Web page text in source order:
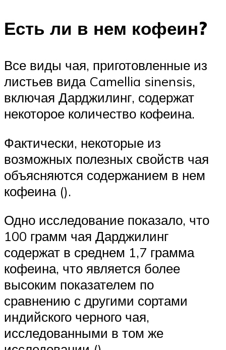
Есть ли в нем кофеин?
Все виды чая, приготовленные из
листьев вида Camellia sinensis,
включая Дарджилинг, содержат
некоторое количество кофеина.
Фактически, некоторые из
возможных полезных свойств чая
объясняются содержанием в нем
кофеина ().
Одно исследование показало, что
100 грамм чая Дарджилинг
содержат в среднем 1,7 грамма
кофеина, что является более
высоким показателем по
сравнению с другими сортами
индийского черного чая,
исследованными в том же